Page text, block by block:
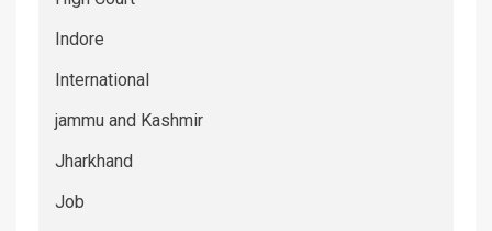
Indore
International
jammu and Kashmir
Jharkhand
Job